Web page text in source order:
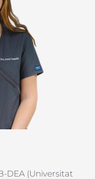
DEA (Universitat